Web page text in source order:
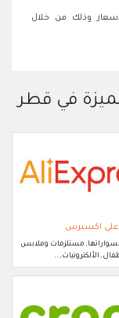
وذلك من خلال
في قطر
علي اكسبرس
مستلزمات وملابس
الألكترونيات, ..